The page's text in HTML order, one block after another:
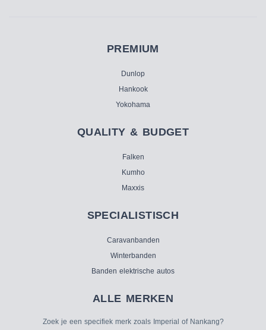
PREMIUM
Dunlop
Hankook
Yokohama
QUALITY & BUDGET
Falken
Kumho
Maxxis
SPECIALISTISCH
Caravanbanden
Winterbanden
Banden elektrische autos
ALLE MERKEN
Zoek je een specifiek merk zoals Imperial of Nankang?